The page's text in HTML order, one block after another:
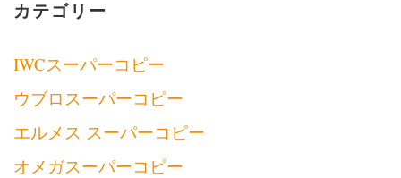
カテゴリー
IWCスーパーコピー
ウブロスーパーコピー
エルメス スーパーコピー
オメガスーパーコピー